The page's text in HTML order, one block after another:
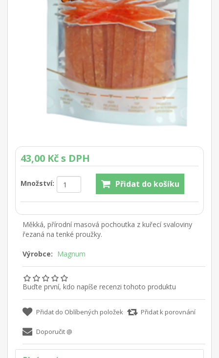
43,00 Kč s DPH
Množství:
Měkká, přírodní masová pochoutka z kuřecí svaloviny
řezaná na tenké proužky.
Výrobce: Magnum
Buďte první, kdo napíše recenzi tohoto produktu